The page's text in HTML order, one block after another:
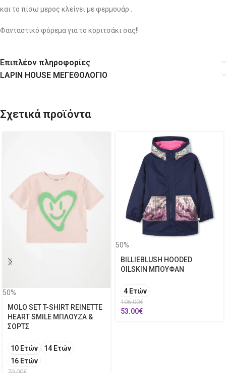
και το πίσω μερος κλείνει με φερμουάρ .
Φανταστικό φόρεμα για το κοριτσάκι σας!!
Επιπλέον πληροφορίες
LAPIN HOUSE ΜΕΓΕΘΟΛΟΓΙΟ
Σχετικά προϊόντα
50%
MOLO SET T-SHIRT REINETTE
HEART SMILE ΜΠΛΟΥΖΑ &
ΣΟΡΤΣ
10 Ετών
14 Ετών
16 Ετών
50%
BILLIEBLUSH HOODED
OILSKIN ΜΠΟΥΦΑΝ
4 Ετών
106.00€
53.00€